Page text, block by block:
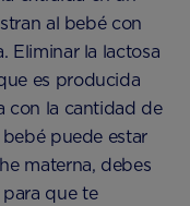
al bebé con
Eliminar la lactosa
es producida
con la cantidad de
puede estar
materna, debes
que te